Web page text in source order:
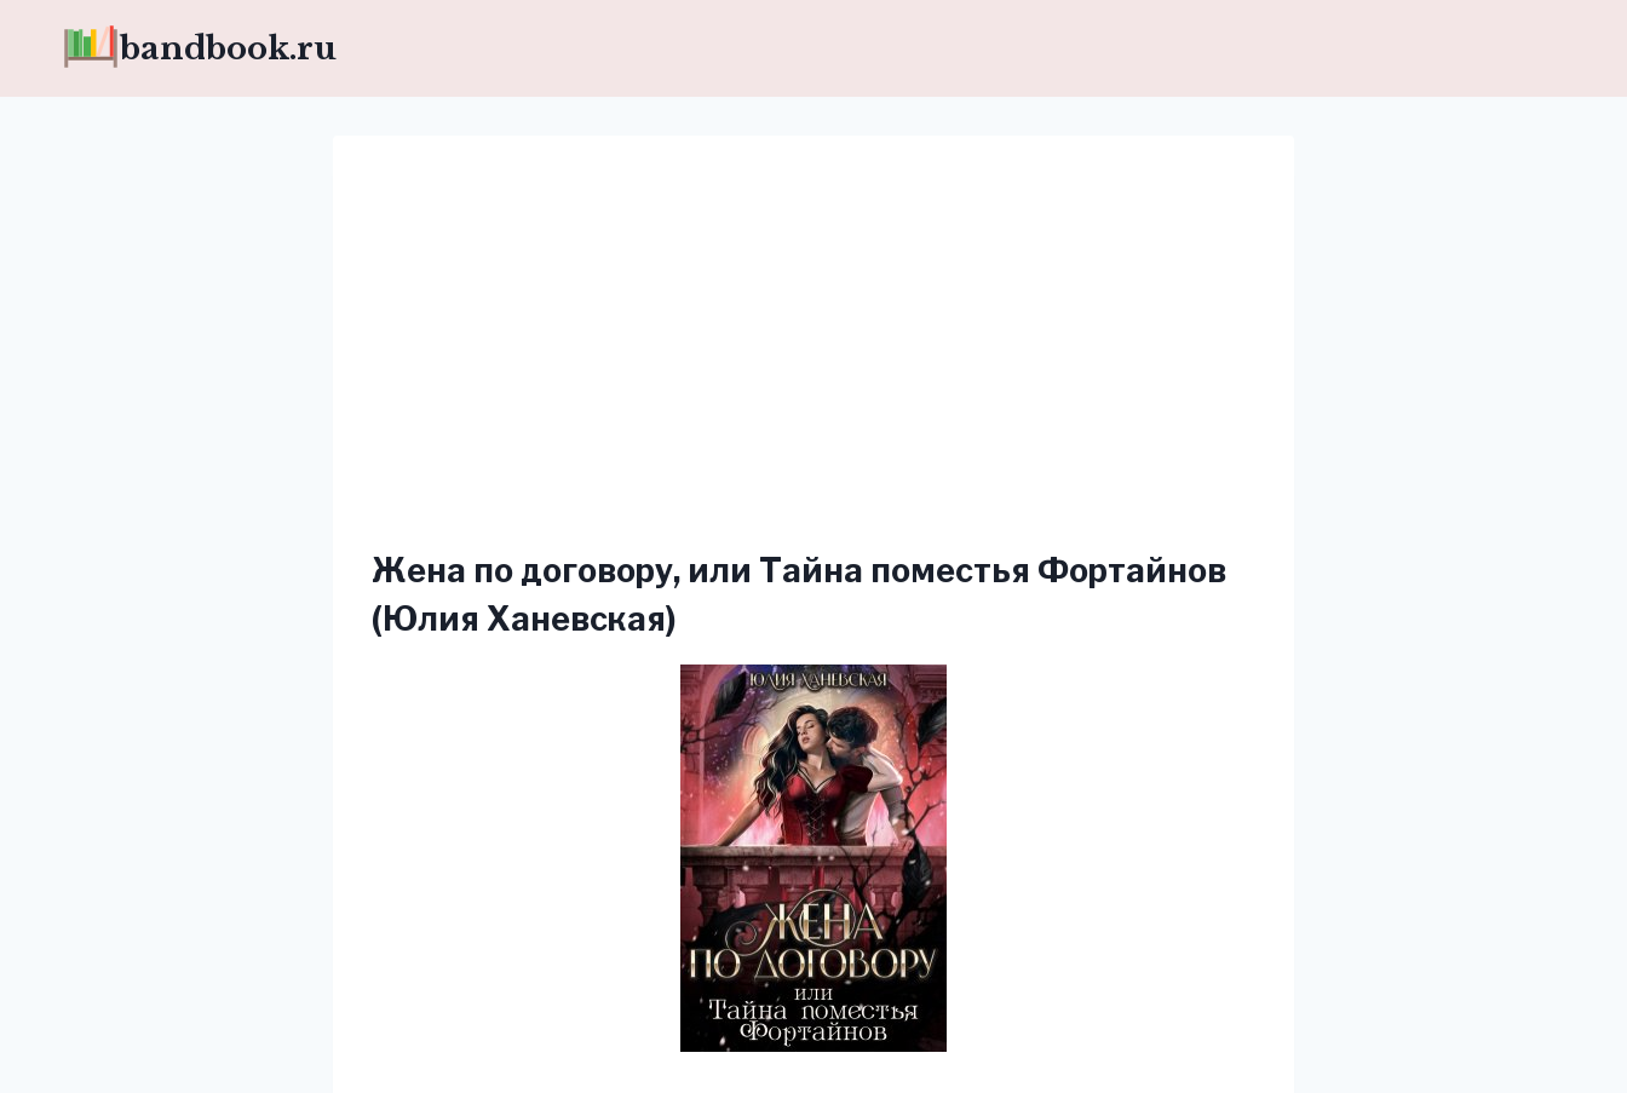
bandbook.ru
Жена по договору, или Тайна поместья Фортайнов
(Юлия Ханевская)